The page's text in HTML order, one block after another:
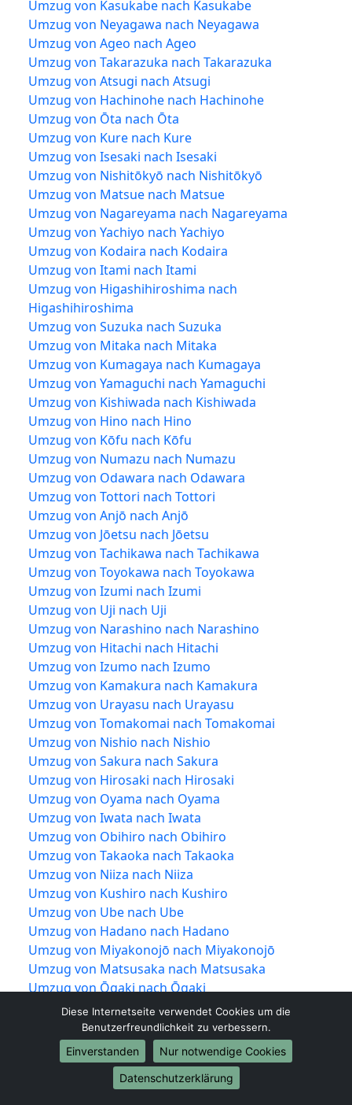
Umzug von Kasukabe nach Kasukabe
Umzug von Neyagawa nach Neyagawa
Umzug von Ageo nach Ageo
Umzug von Takarazuka nach Takarazuka
Umzug von Atsugi nach Atsugi
Umzug von Hachinohe nach Hachinohe
Umzug von Ōta nach Ōta
Umzug von Kure nach Kure
Umzug von Isesaki nach Isesaki
Umzug von Nishitōkyō nach Nishitōkyō
Umzug von Matsue nach Matsue
Umzug von Nagareyama nach Nagareyama
Umzug von Yachiyo nach Yachiyo
Umzug von Kodaira nach Kodaira
Umzug von Itami nach Itami
Umzug von Higashihiroshima nach
Higashihiroshima
Umzug von Suzuka nach Suzuka
Umzug von Mitaka nach Mitaka
Umzug von Kumagaya nach Kumagaya
Umzug von Yamaguchi nach Yamaguchi
Umzug von Kishiwada nach Kishiwada
Umzug von Hino nach Hino
Umzug von Kōfu nach Kōfu
Umzug von Numazu nach Numazu
Umzug von Odawara nach Odawara
Umzug von Tottori nach Tottori
Umzug von Anjō nach Anjō
Umzug von Jōetsu nach Jōetsu
Umzug von Tachikawa nach Tachikawa
Umzug von Toyokawa nach Toyokawa
Umzug von Izumi nach Izumi
Umzug von Uji nach Uji
Umzug von Narashino nach Narashino
Umzug von Hitachi nach Hitachi
Umzug von Izumo nach Izumo
Umzug von Kamakura nach Kamakura
Umzug von Urayasu nach Urayasu
Umzug von Tomakomai nach Tomakomai
Umzug von Nishio nach Nishio
Umzug von Sakura nach Sakura
Umzug von Hirosaki nach Hirosaki
Umzug von Oyama nach Oyama
Umzug von Iwata nach Iwata
Umzug von Obihiro nach Obihiro
Umzug von Takaoka nach Takaoka
Umzug von Niiza nach Niiza
Umzug von Kushiro nach Kushiro
Umzug von Ube nach Ube
Umzug von Hadano nach Hadano
Umzug von Miyakonojō nach Miyakonojō
Umzug von Matsusaka nach Matsusaka
Umzug von Ōgaki nach Ōgaki
Umzug von Hitachinaka nach Hitachinaka
Umzug von Tochigi nach Tochigi
Umzug von Ueda nach Ueda
Umzug von Kariya nach Kariya
Umzug von Noda nach Noda
Diese Internetseite verwendet Cookies um die
Benutzerfreundlichkeit zu verbessern.
Einverstanden
Nur notwendige Cookies
Datenschutzerklärung